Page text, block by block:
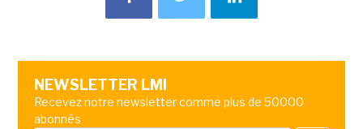
NEWSLETTER LMI
Recevez notre newsletter comme plus de 50000
abonnés